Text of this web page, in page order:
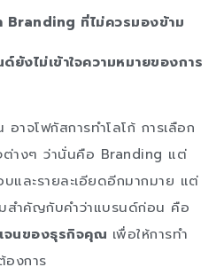
Branding ที่ไม่ควรมองข้าม
ยังไม่เข้าใจความหมายของการ
าจโฟกัสการทำโลโก้ การเลือก
ต่างๆ ว่านั่นคือ Branding แต่
และรายละเอียดอีกมากมาย แต่
สำคัญกับคำว่าแบรนด์ก่อน คือ
จนของธุรกิจคุณ เพื่อให้การทำ
องการ